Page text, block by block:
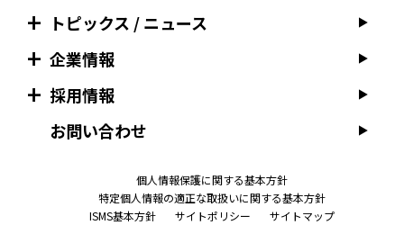
トピックス / ニュース
企業情報
採用情報
お問い合わせ
個人情報保護に関する基本方針
特定個人情報の適正な取扱いに関する基本方針
ISMS基本方針
サイトポリシー サイトマップ